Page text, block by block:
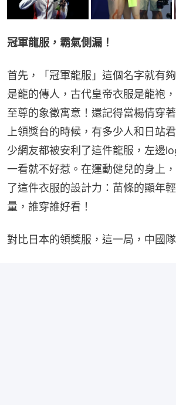
冠軍龍服，霸氣側漏！
首先，「冠軍龍服」這個名字就有
是龍的傳人，古代皇帝衣服是龍袍
至尊的象徵寓意！還記得當楊倩穿
上領獎台的時候，有多少人和日站
少網友都被安利了這件龍服，左邊
一看就不好惹。在運動健兒的身上
了這件衣服的設計力：苗條的顯年
量，誰穿誰好看！
對比日本的領獎服，這一局，中國隊